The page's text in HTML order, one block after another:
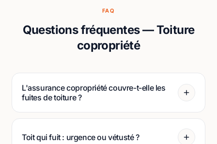
FAQ
Questions fréquentes — Toiture
copropriété
L'assurance copropriété couvre-t-elle les
fuites de toiture ?
Toit qui fuit : urgence ou vétusté ?